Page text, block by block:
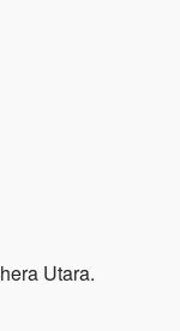
Utara.